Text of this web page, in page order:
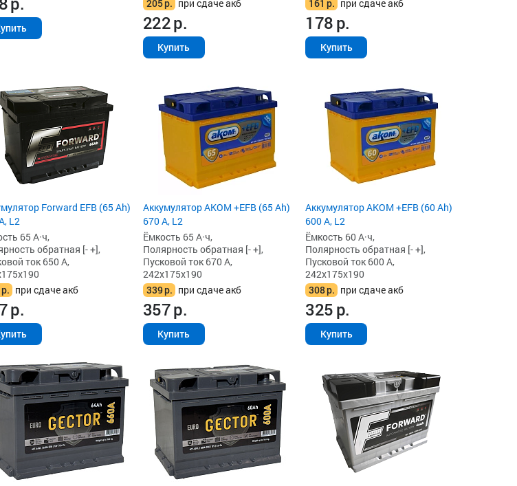
205р. при сдаче акб
222р.
Купить
161 р. при сдаче акб
178р.
Купить
Forward EFB (65 Ah)
L2
65 А·ч,
обратная [- +],
ток 650 А,
р. при сдаче акб
р.
Аккумулятор AKOM +EFB (65 Ah)
670 А, L2
Ёмкость 65 А·ч,
Полярность обратная [- +],
Пусковой ток 670 А,
242x175x190
339р. при сдаче акб
357р.
Купить
Аккумулятор AKOM +EFB (60 Ah)
600 А, L2
Ёмкость 60 А·ч,
Полярность обратная [- +],
Пусковой ток 600 А,
242x175x190
308р. при сдаче акб
325р.
Купить